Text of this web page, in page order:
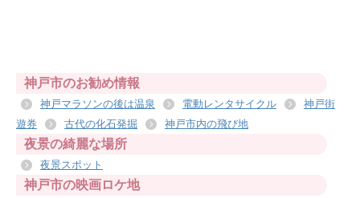
神戸市のお勧め情報
神戸マラソンの後は温泉 電動レンタサイクル
神戸街
遊券
古代の化石発掘 神戸市内の飛び地
夜景の綺麗な場所
夜景スポット
神戸市の映画ロケ地